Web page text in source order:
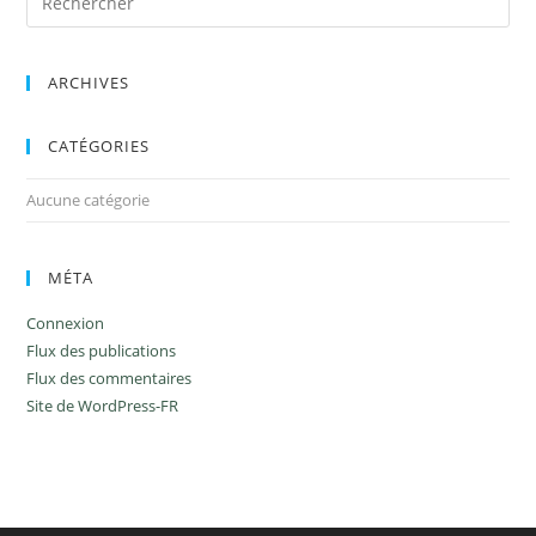
ARCHIVES
CATÉGORIES
Aucune catégorie
MÉTA
Connexion
Flux des publications
Flux des commentaires
Site de WordPress-FR